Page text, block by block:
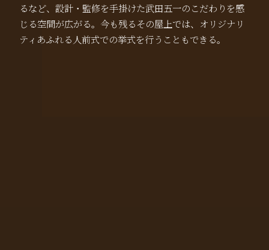
るなど、設計・監修を手掛けた武田五一のこだわりを感
じる空間が広がる。今も残るその屋上では、オリジナリ
ティあふれる人前式での挙式を行うこともできる。